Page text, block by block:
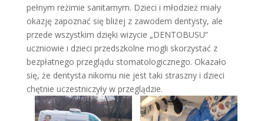
pełnym reżimie sanitarnym. Dzieci i młodzież miały
okazję zapoznać się bliżej z zawodem dentysty, ale
przede wszystkim dzięki wizycie „DENTOBUSU”
uczniowie i dzieci przedszkolne mogli skorzystać z
bezpłatnego przeglądu stomatologicznego. Okazało
się, że dentysta nikomu nie jest taki straszny i dzieci
chętnie uczestniczyły w przeglądzie.